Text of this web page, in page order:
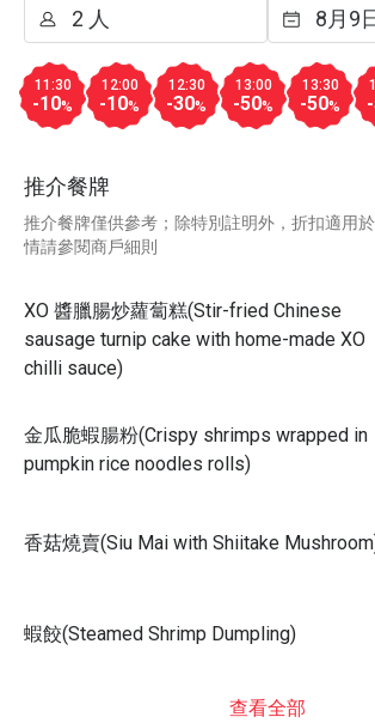
11:30
-10%
12:00
-10%
12:30
-30%
13:00
-50%
13:30
-50%
推介餐牌
推介餐牌僅供參考；除特別註明外，折扣適用
情請參閱商戶細則
XO 醬臘腸炒蘿蔔糕(Stir-fried Chinese
sausage turnip cake with home-made XO
chilli sauce)
金瓜脆蝦腸粉(Crispy shrimps wrapped in
pumpkin rice noodles rolls)
香菇燒賣(Siu Mai with Shiitake
蝦餃(Steamed Shrimp Dumpling)
查看全部